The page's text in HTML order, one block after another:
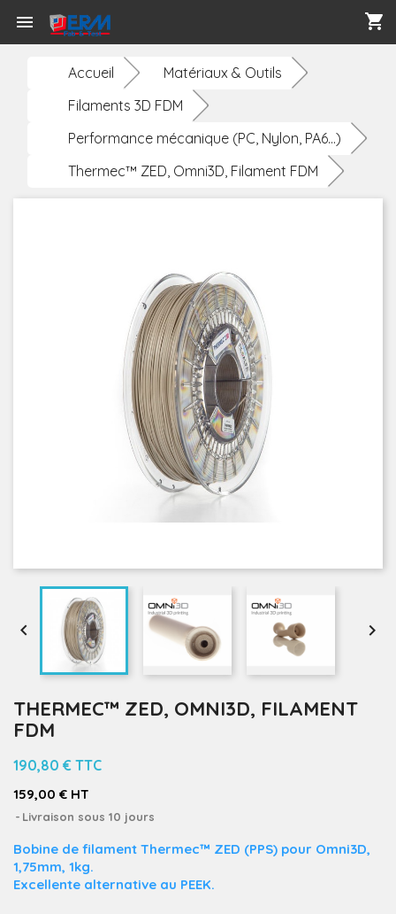
 shopping_cart
Accueil
Matériaux & Outils
Filaments 3D FDM
Performance mécanique (PC, Nylon, PA6...)
Thermec™ ZED, Omni3D, Filament FDM
 
THERMEC™ ZED, OMNI3D, FILAMENT
FDM
190,80 € TTC
159,00 € HT
Livraison sous 10 jours
Bobine de filament Thermec™ ZED (PPS) pour Omni3D,
1,75mm, 1kg.
Excellente alternative au PEEK.